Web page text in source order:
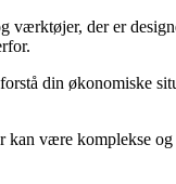
værktøjer, der er
din økonomiske
være komplekse